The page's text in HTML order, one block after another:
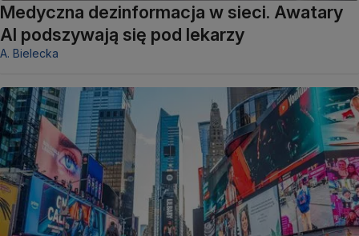
Medyczna dezinformacja w sieci. Awatary
AI podszywają się pod lekarzy
A. Bielecka